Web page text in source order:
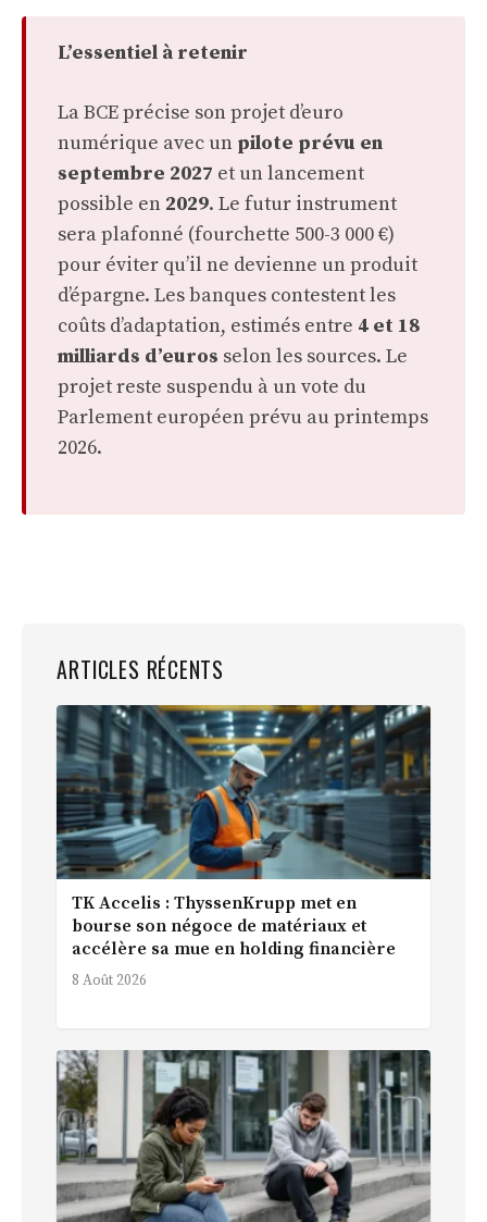
L’essentiel à retenir
La BCE précise son projet d’euro
numérique avec un pilote prévu en
septembre 2027 et un lancement
possible en 2029. Le futur instrument
sera plafonné (fourchette 500-3 000 €)
pour éviter qu’il ne devienne un produit
d’épargne. Les banques contestent les
coûts d’adaptation, estimés entre 4 et 18
milliards d’euros selon les sources. Le
projet reste suspendu à un vote du
Parlement européen prévu au printemps
2026.
ARTICLES RÉCENTS
TK Accelis : ThyssenKrupp met en
bourse son négoce de matériaux et
accélère sa mue en holding financière
8 Août 2026